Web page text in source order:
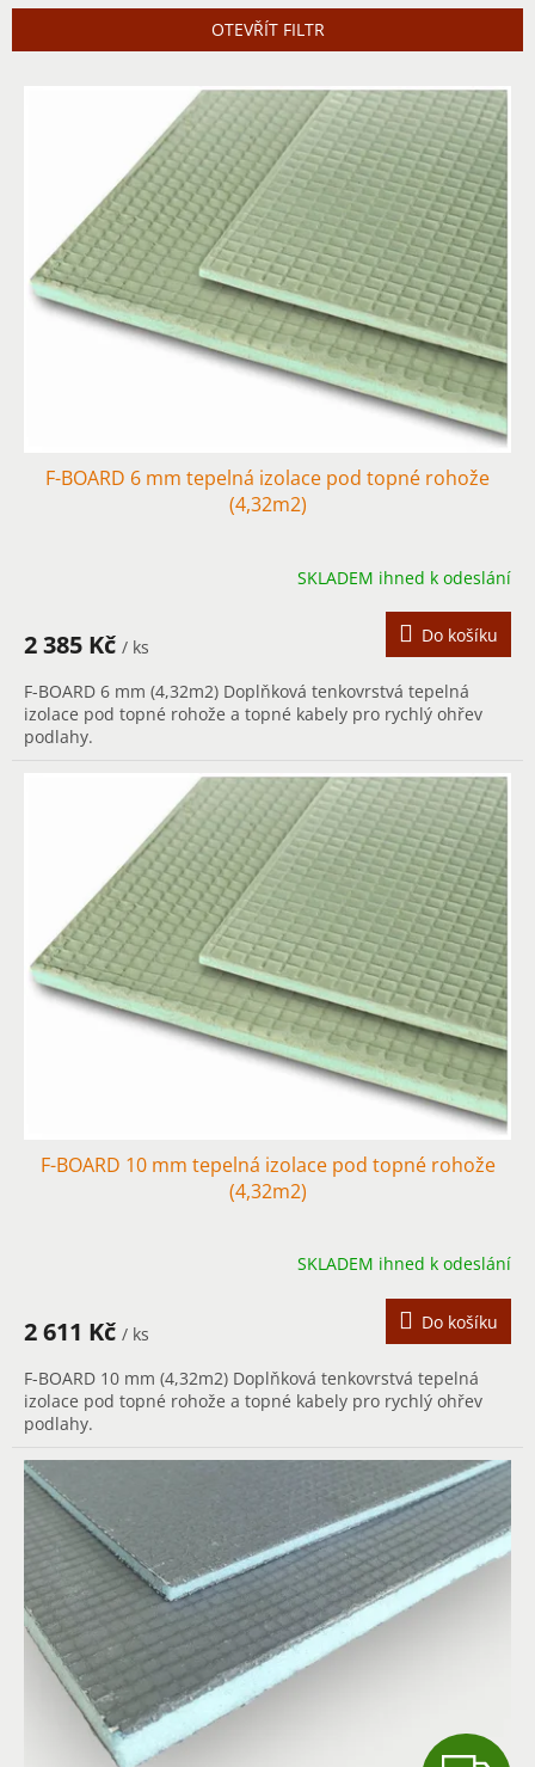
OTEVŘÍT FILTR
F-BOARD 6 mm tepelná izolace pod topné rohože
(4,32m2)
SKLADEM ihned k odeslání
2 385 Kč / ks
Do košíku
F-BOARD 6 mm (4,32m2) Doplňková tenkovrstvá tepelná
izolace pod topné rohože a topné kabely pro rychlý ohřev
podlahy.
F-BOARD 10 mm tepelná izolace pod topné rohože
(4,32m2)
SKLADEM ihned k odeslání
2 611 Kč / ks
Do košíku
F-BOARD 10 mm (4,32m2) Doplňková tenkovrstvá tepelná
izolace pod topné rohože a topné kabely pro rychlý ohřev
podlahy.